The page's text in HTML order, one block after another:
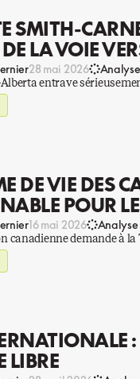
SMITH-
LA VOIE
28 mai 2026 Analyse
Alberta entrave
DE VIE DES
POUR
16 mai 2026 Analyse
canadienne demande à la
LIBRE